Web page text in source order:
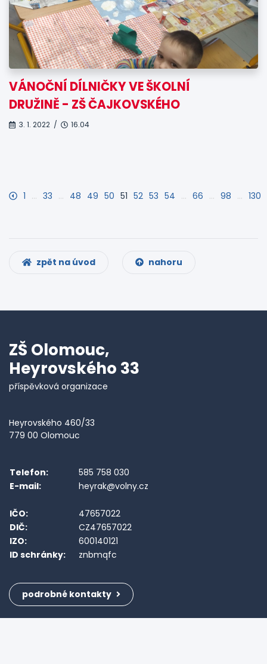
VÁNOČNÍ DÍLNIČKY VE ŠKOLNÍ
DRUŽINĚ - ZŠ ČAJKOVSKÉHO
3. 1. 2022 / 16.04
1 … 33 … 48 49 50 51 52 53 54 … 66 … 98 … 130
zpět na úvod nahoru
ZŠ Olomouc,
Heyrovského 33
příspěvková organizace
Heyrovského 460/33
779 00 Olomouc
Telefon:
585 758 030
E-mail:
heyrak@volny.cz
IČO:
47657022
DIČ:
CZ47657022
IZO:
600140121
ID schránky:
znbmqfc
podrobné kontakty